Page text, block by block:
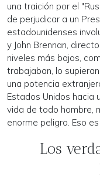
una traición por el
de perjudicar a un
estadounidenses
y John Brennan,
niveles más bajos,
trabajaban, lo
una potencia
Estados Unidos hacia
vida de todo hombre,
enorme peligro. Eso
Los